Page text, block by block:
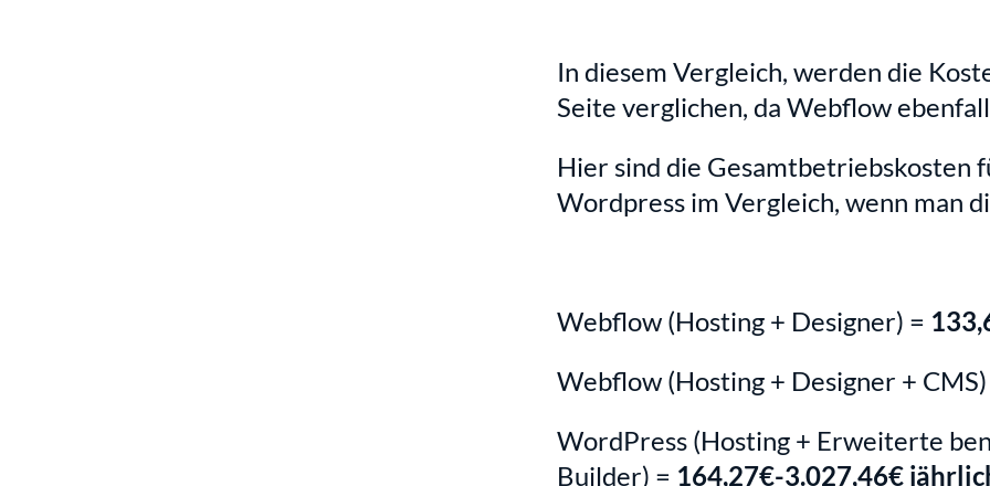
In diesem Vergleich, werden die
Seite verglichen, da Webflow
Hier sind die Gesamtbetriebskosten
Wordpress im Vergleich, wenn man
Webflow (Hosting + Designer) =
Webflow (Hosting + Designer +
WordPress (Hosting + Erweiterte
Builder) = 164,27€-3.027,46€